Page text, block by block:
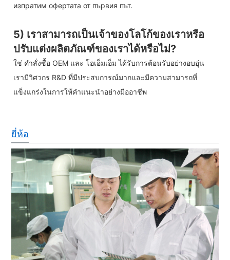
изпратим офертата от първия път.
5) เราสามารถเป็นเจ้าของโลโก้ของเราหรือ
ปรับแต่งผลิตภัณฑ์ของเราได้หรือไม่?
ใช่ คำสั่งซื้อ OEM และ โอเอ็มเอ็ม ได้รับการต้อนรับอย่างอบอุ่น
เรามีวิศวกร R&D ที่มีประสบการณ์มากและมีความสามารถที่
แข็งแกร่งในการให้คำแนะนำอย่างมืออาชีพ
ยี่ห้อ